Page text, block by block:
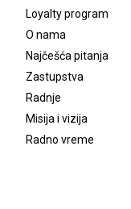
Loyalty program
O nama
Najčešća pitanja
Zastupstva
Radnje
Misija i vizija
Radno vreme